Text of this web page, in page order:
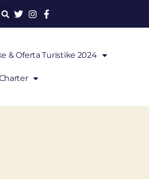
& Oferta Turistike 2024